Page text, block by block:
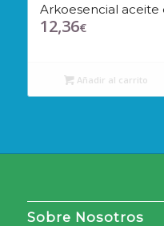
Arkoesencial aceite
12,36€
Añadir al carrito
Sobre Nosotros